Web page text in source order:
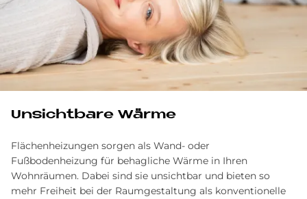
Unsichtbare Wärme
Flächenheizungen sorgen als Wand- oder
Fußbodenheizung für behagliche Wärme in Ihren
Wohnräumen. Dabei sind sie unsichtbar und bieten so
mehr Freiheit bei der Raumgestaltung als konventionelle